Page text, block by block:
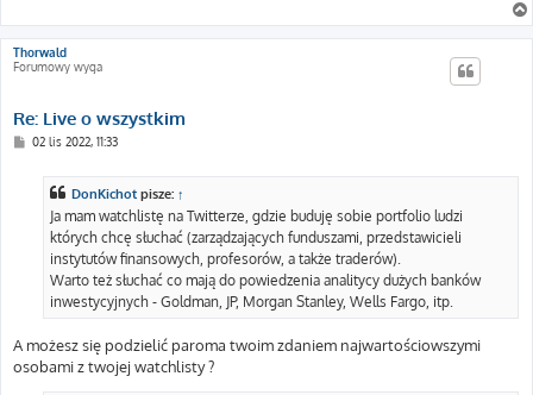
Thorwald
Forumowy wyga
Re: Live o wszystkim
P02 lis 2022, 11:33
DonKichot pisze: ↑
Ja mam watchlistę na Twitterze, gdzie buduję sobie portfolio ludzi
których chcę słuchać (zarządzających funduszami, przedstawicieli
instytutów finansowych, profesorów, a także traderów).
Warto też słuchać co mają do powiedzenia analitycy dużych banków
inwestycyjnych - Goldman, JP, Morgan Stanley, Wells Fargo, itp.
A możesz się podzielić paroma twoim zdaniem najwartościowszymi
osobami z twojej watchlisty ?